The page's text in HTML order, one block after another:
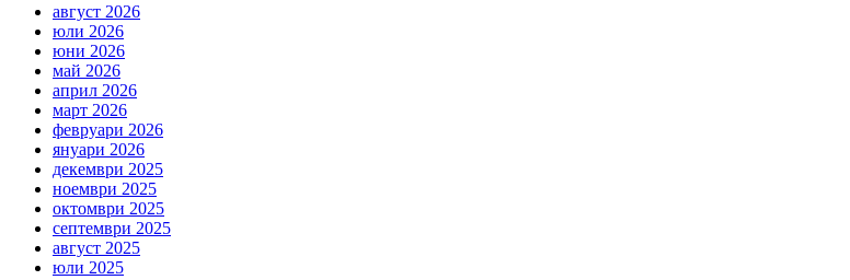
август 2026
юли 2026
юни 2026
май 2026
април 2026
март 2026
февруари 2026
януари 2026
декември 2025
ноември 2025
октомври 2025
септември 2025
август 2025
юли 2025